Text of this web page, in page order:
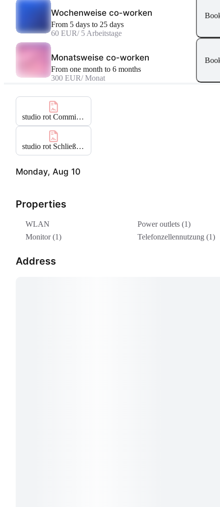
studio rot Commitments
studio rot Schließfachanleitung
Monday, Aug 10
Properties
WLAN
Power outlets (1)
Monitor (1)
Telefonzellennutzung (1)
Address
Wochenweise co-worken
From 5 days to 25 days
60 EUR/ 5 Arbeitstage
Monatsweise co-worken
From one month to 6 months
300 EUR/ Monat